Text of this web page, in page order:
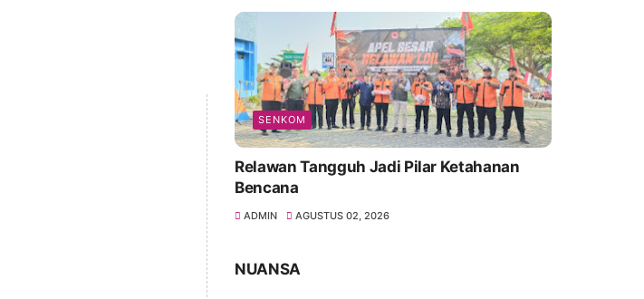
SENKOM
Relawan Tangguh Jadi Pilar Ketahanan
Bencana
ADMIN AGUSTUS 02, 2026
NUANSA